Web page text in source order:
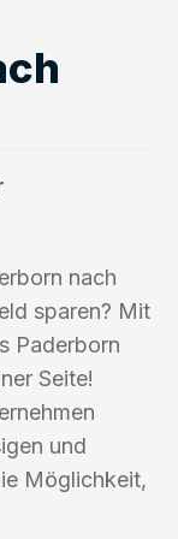
nach
sparen? Mit
Paderborn
Seite!
und
Möglichkeit,